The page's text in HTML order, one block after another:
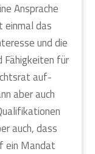
Anspra­che
ein­mal das
und die
Fähig­kei­ten für
auf­
aber auch
auch, dass
ein Man­dat